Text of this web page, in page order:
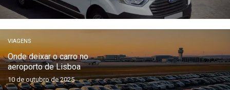
VIAGENS
Onde deixar o carro no
aeroporto de Lisboa
10 de outubro de 2025